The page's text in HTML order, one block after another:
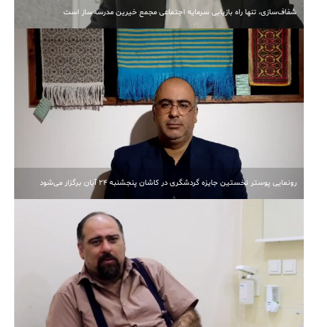
شفاف‌سازی، تنها راه بازیابی سرمایه اجتماعی مجمع خیرین مدرسه‌ساز است
رونمایی پوستر نخستین جایزه گردشگری در کاشان پنجشنبه 24 آبان برگزار می‌شود